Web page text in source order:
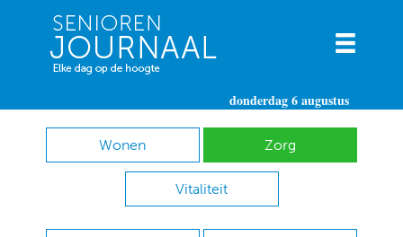
donderdag 6 augustus
Wonen Zorg
Vitaliteit